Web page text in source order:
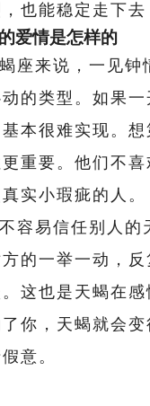
也能稳定走下去
爱情是怎样的
座来说，一见钟
的类型。如果
本很难实现。
重要。他们不
实小瑕疵的人。
容易信任别人的
的一举一动，
这也是天蝎在
你，天蝎就会
意。